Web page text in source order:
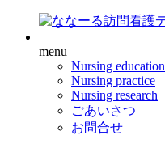
menu
Nursing education
Nursing practice
Nursing research
ごあいさつ
お問合せ